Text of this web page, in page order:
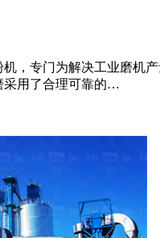
，专门为解决工业磨机
采用了合理可靠的…